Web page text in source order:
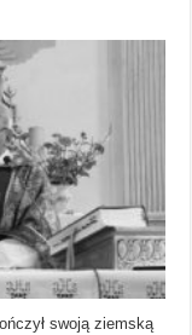
swoją ziemską